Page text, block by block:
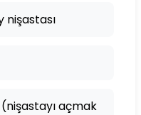
nişastası
açmak